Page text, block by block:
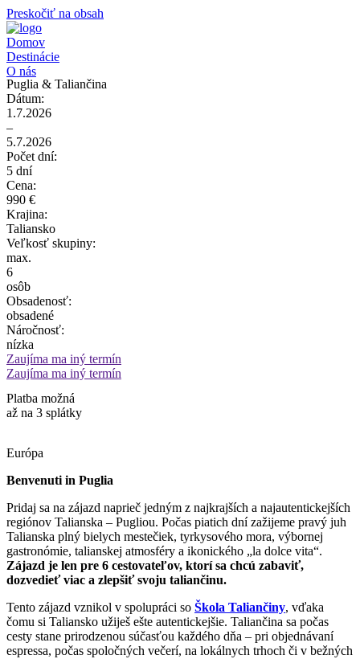
Preskočiť na obsah
Domov
Destinácie
O nás
Puglia & Taliančina
Dátum:
1.7.2026
–
5.7.2026
Počet dní:
5 dní
Cena:
990 €
Krajina:
Taliansko
Veľkosť skupiny:
max.
6
osôb
Obsadenosť:
obsadené
Náročnosť:
nízka
Zaujíma ma iný termín
Zaujíma ma iný termín
Platba možná
až na 3 splátky
Európa
Benvenuti in Puglia
Pridaj sa na zájazd naprieč jedným z najkrajších a najautentickejších
regiónov Talianska – Pugliou. Počas piatich dní zažijeme pravý juh
Talianska plný bielych mestečiek, tyrkysového mora, výbornej
gastronómie, talianskej atmosféry a ikonického „la dolce vita“.
Zájazd je len pre 6 cestovateľov, ktorí sa chcú zabaviť,
dozvedieť viac a zlepšiť svoju taliančinu.
Tento zájazd vznikol v spolupráci so Škola Taliančiny, vďaka
čomu si Taliansko užiješ ešte autentickejšie. Taliančina sa počas
cesty stane prirodzenou súčasťou každého dňa – pri objednávaní
espressa, počas spoločných večerí, na lokálnych trhoch či v bežných